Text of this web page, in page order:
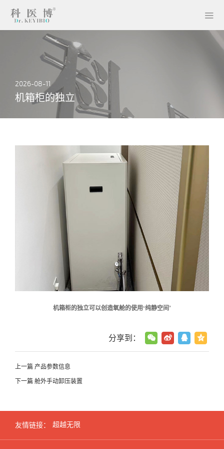
首页 关于我们
产品及细节 车间展示
案例展示 联系我们
2026-08-11
机箱柜的独立
机箱柜的独立可以创造氧舱的使用‘纯静空间’
分享到：
上一篇 产品参数信息
下一篇舱外手动卸压装置
友情链接： 超越无限